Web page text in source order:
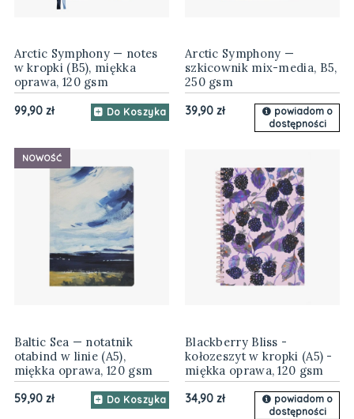
Arctic Symphony — notes
w kropki (B5), miękka
oprawa, 120 gsm
99,90 zł Do Koszyka
Arctic Symphony —
szkicownik mix-media, B5,
250 gsm
39,90 zł
powiadom o
dostępności
Baltic Sea — notatnik
otabind w linie (A5),
miękka oprawa, 120 gsm
59,90 zł Do Koszyka
NOWOŚĆ
Blackberry Bliss -
kołozeszyt w kropki (A5) -
miękka oprawa, 120 gsm
34,90 zł
powiadom o
dostępności